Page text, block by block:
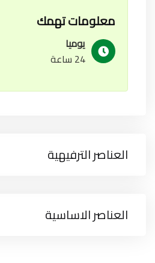
معلومات تهمك
يوميا
24 ساعة
العناصر الترفيهية
العناصر الاساسية